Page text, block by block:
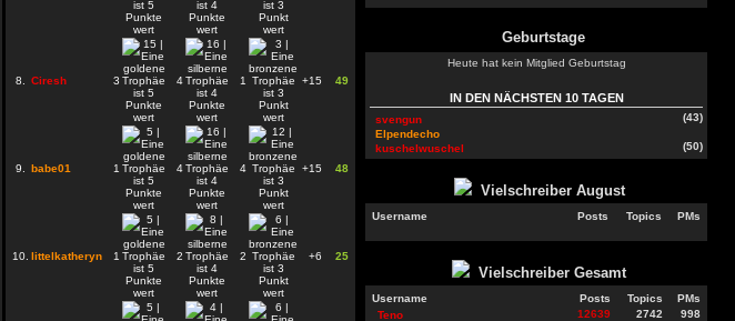
8. Ciresh 3 4 1 +15 49
9. babe01 1 4 4 +15 48
10. littelkatheryn 1 2 2 +6 25
Geburtstage
Heute hat kein Mitglied Geburtstag
IN DEN NÄCHSTEN 10 TAGEN
svengun
(43)
Elpendecho
kuschelwuschel
(50)
Vielschreiber August
Username Posts Topics PMs
Vielschreiber Gesamt
Username Posts Topics
PMs
Teno
12639 2742
998